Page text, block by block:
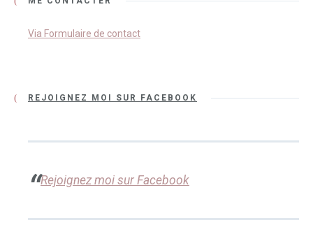
Via Formulaire de contact
REJOIGNEZ MOI SUR FACEBOOK
Rejoignez moi sur Facebook